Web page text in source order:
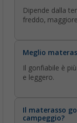
Dipende dalla
freddo,
Meglio
Il gonfiabile è
e leggero.
Il materasso
campeggio?